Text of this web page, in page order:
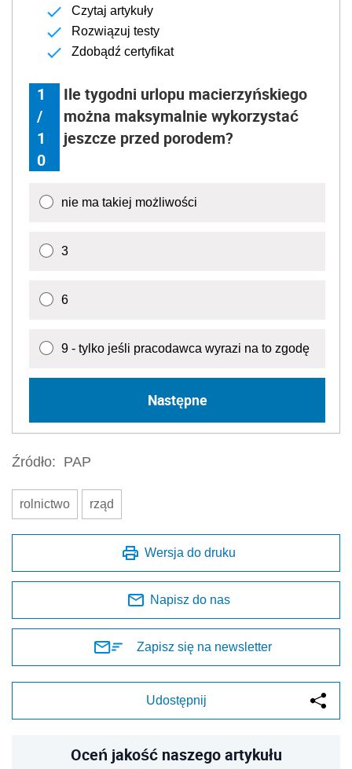
Czytaj artykuły
Rozwiązuj testy
Zdobądź certyfikat
1
/
1
0
Ile tygodni urlopu macierzyńskiego
można maksymalnie wykorzystać
jeszcze przed porodem?
nie ma takiej możliwości
3
6
9 - tylko jeśli pracodawca wyrazi na to zgodę
Następne
Źródło: PAP
rolnictwo rząd
Wersja do druku
Napisz do nas
Zapisz się na newsletter
Udostępnij
Oceń jakość naszego artykułu